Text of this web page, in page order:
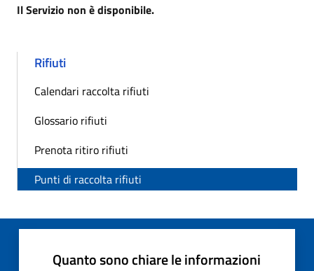
Il Servizio non è disponibile.
Rifiuti
Calendari raccolta rifiuti
Glossario rifiuti
Prenota ritiro rifiuti
Punti di raccolta rifiuti
Quanto sono chiare le informazioni